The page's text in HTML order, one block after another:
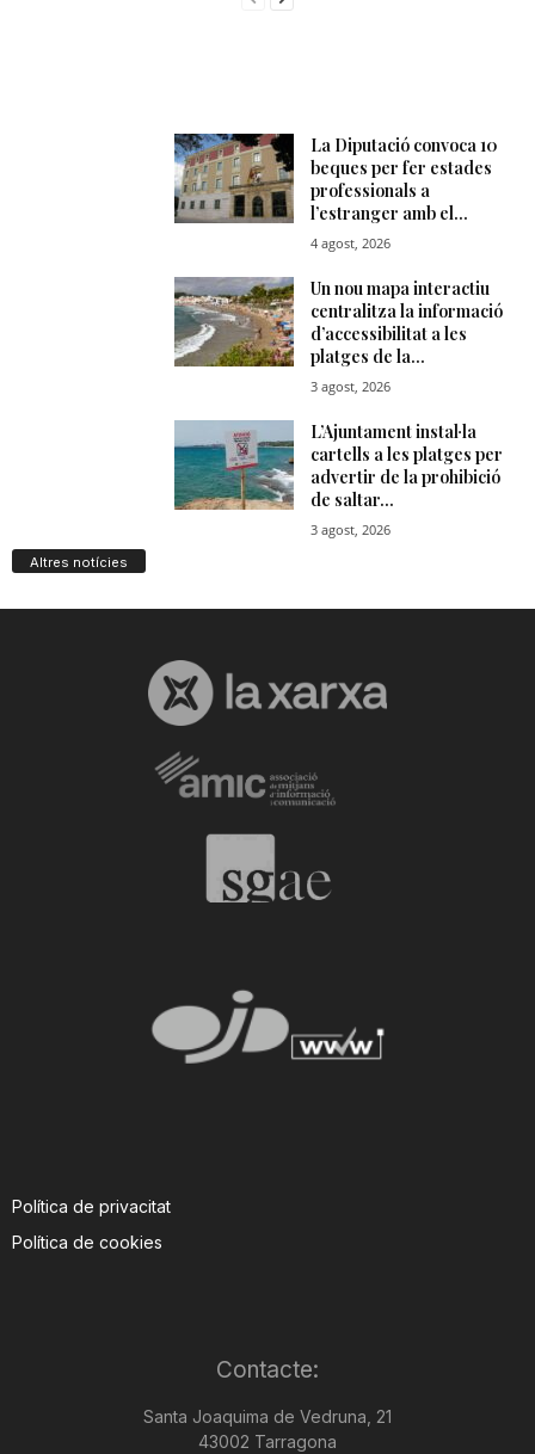
Altres notícies
Política de privacitat
Política de cookies
Contacte:
Santa Joaquima de Vedruna, 21
43002 Tarragona